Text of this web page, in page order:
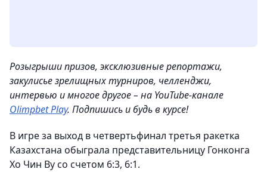
Розыгрыши призов, эксклюзивные репортажи,
закулисье зрелищных турниров, челленджи,
интервью и многое другое – на YouTube-канале
Olimpbet Play. Подпишись и будь в курсе!
В игре за выход в четвертьфинал третья ракетка
Казахстана обыграла представительницу Гонконга
Хо Чин Ву со счетом 6:3, 6:1.